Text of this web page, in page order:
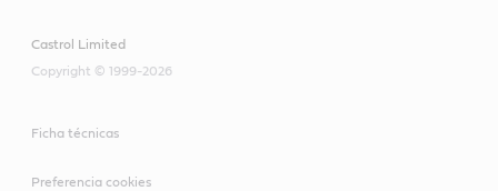
Castrol Limited
Copyright © 1999-2026
Ficha técnicas
Preferencia cookies